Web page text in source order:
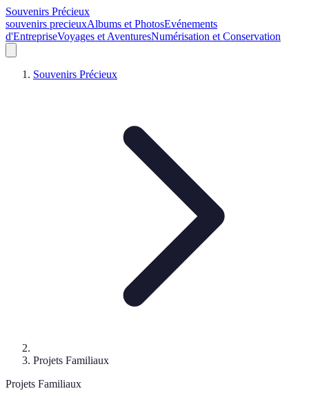
Souvenirs Précieux
souvenirs precieuxAlbums et PhotosEvénements
d'EntrepriseVoyages et AventuresNumérisation et Conservation
Souvenirs Précieux
Projets Familiaux
Projets Familiaux